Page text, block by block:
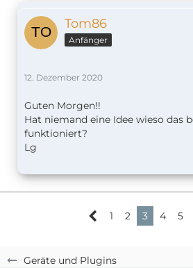
Geräte und Plugins
Tom86
Anfänger
12. Dezember 2020
Guten Morgen!!
Hat niemand eine Idee wieso das
funktioniert?
Lg
1 2 3 4 5